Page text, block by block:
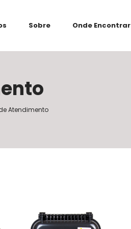
Sobre Onde Encontrar
Atendimento